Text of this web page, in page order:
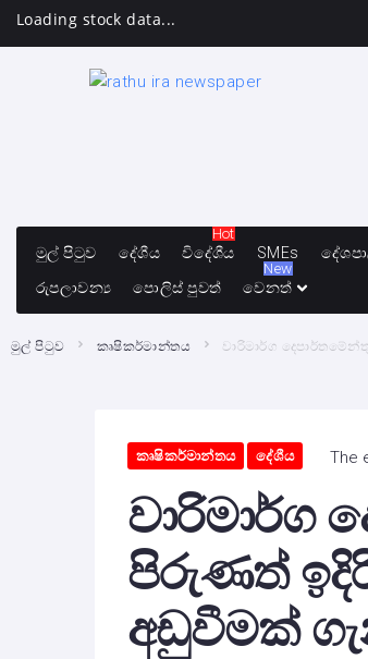
Loading stock data...
මුල් පිටුව දේශීය විදේශීය
Hot
SMEs
රුපලාවන්‍ය
පොලිස් පුවත් වෙනත්
New
මුල් පිටුව කෘෂිකර්මාන්තය වාරිමාර්ග
කෘෂිකර්මාන්තය දේශීය The
වාරිමාර්ග
පිරුණත්
අඩුවීමක්